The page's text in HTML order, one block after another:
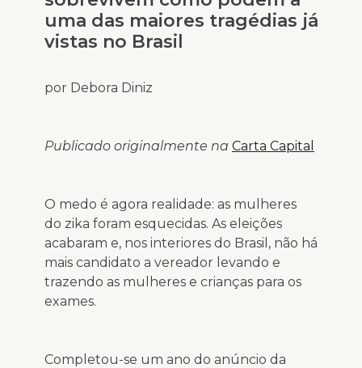
uma das maiores tragédias já
vistas no Brasil
por Debora Diniz
Publicado originalmente na Carta Capital
O medo é agora realidade: as mulheres
do zika foram esquecidas. As eleições
acabaram e, nos interiores do Brasil, não há
mais candidato a vereador levando e
trazendo as mulheres e crianças para os
exames.
Completou-se um ano do anúncio da